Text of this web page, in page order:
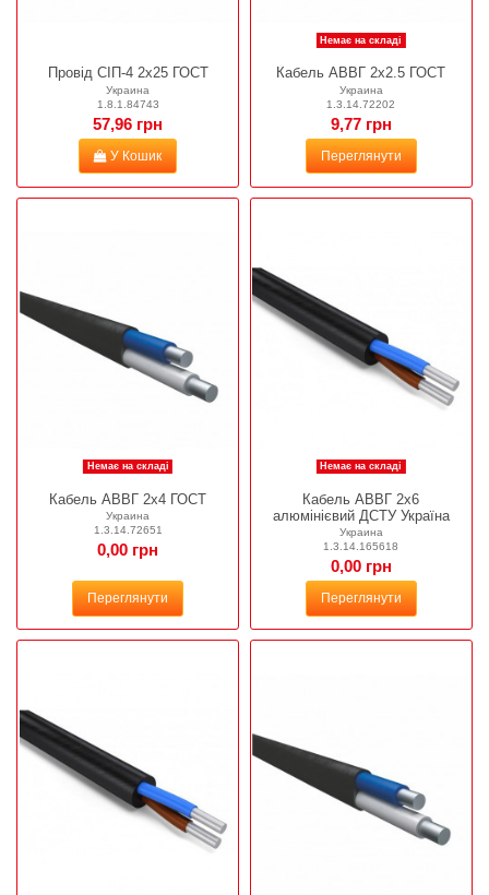
Провід СІП-4 2х25 ГОСТ
Украина
1.8.1.84743
57,96 грн
У Кошик
Немає на складі
Кабель АВВГ 2х2.5 ГОСТ
Украина
1.3.14.72202
9,77 грн
Переглянути
Немає на складі
Кабель АВВГ 2х4 ГОСТ
Украина
1.3.14.72651
0,00 грн
Переглянути
Немає на складі
Кабель АВВГ 2х6
алюмінієвий ДСТУ Україна
Украина
1.3.14.165618
0,00 грн
Переглянути